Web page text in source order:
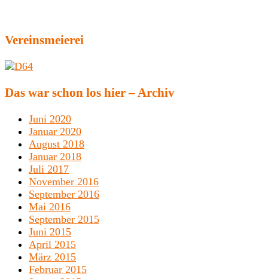
Vereinsmeierei
Das war schon los hier – Archiv
Juni 2020
Januar 2020
August 2018
Januar 2018
Juli 2017
November 2016
September 2016
Mai 2016
September 2015
Juni 2015
April 2015
März 2015
Februar 2015